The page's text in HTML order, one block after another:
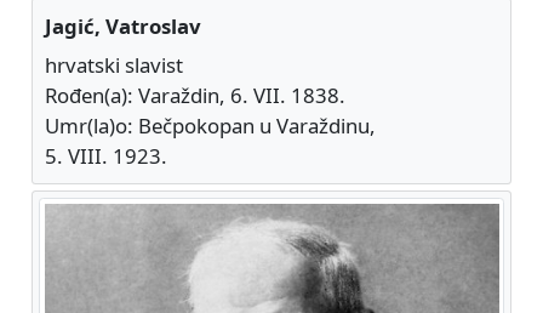
Jagić, Vatroslav
hrvatski slavist
Rođen(a): Varaždin, 6. VII. 1838.
Umr(la)o: Bečpokopan u Varaždinu,
5. VIII. 1923.